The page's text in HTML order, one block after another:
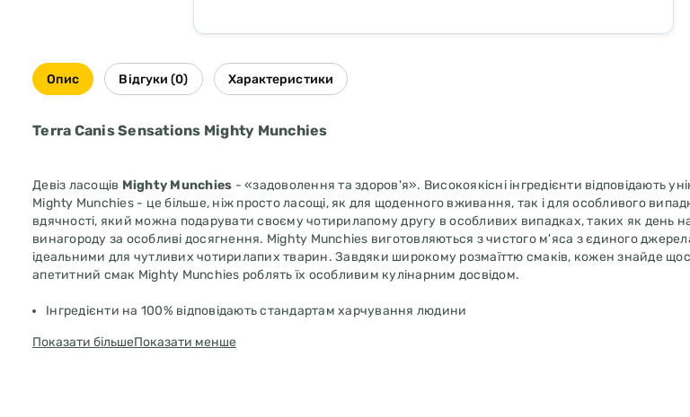
Опис Відгуки (0) Характеристики
Terra Canis Sensations Mighty Munchies
Девіз ласощів Mighty Munchies - «задоволення та здоров'я». Високоякісні інгредієнти відповідають
Mighty Munchies - це більше, ніж просто ласощі, як для щоденного вживання, так і для особливого
вдячності, який можна подарувати своєму чотирилапому другу в особливих випадках, таких як день
винагороду за особливі досягнення. Mighty Munchies виготовляються з чистого м'яса з єдиного
ідеальними для чутливих чотирилапих тварин. Завдяки широкому розмаїттю смаків, кожен знайде
апетитний смак Mighty Munchies роблять їх особливим кулінарним досвідом.
Інгредієнти на 100% відповідають стандартам харчування людини
Без додавання побічних продуктів тваринного походження, ароматизаторів, консервантів,
Показати більшеПоказати менше